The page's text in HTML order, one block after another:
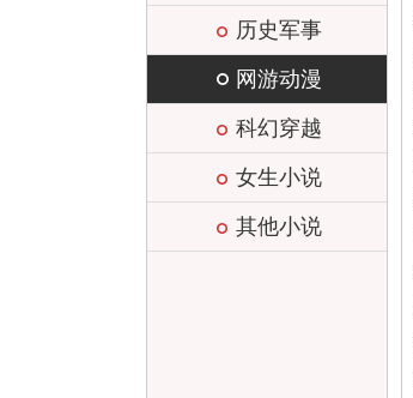
历史军事
网游动漫
科幻穿越
女生小说
其他小说